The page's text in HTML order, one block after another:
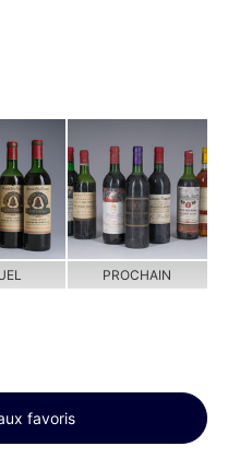
PROCHAIN
favoris